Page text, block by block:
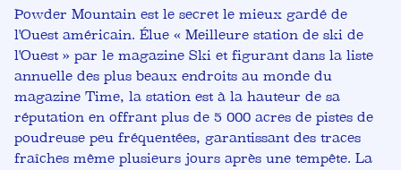
Powder Mountain est le secret le mieux gardé de
l'Ouest américain. Élue « Meilleure station de ski de
l'Ouest » par le magazine Ski et figurant dans la liste
annuelle des plus beaux endroits au monde du
magazine Time, la station est à la hauteur de sa
réputation en offrant plus de 5 000 acres de pistes de
poudreuse peu fréquentées, garantissant des traces
fraîches même plusieurs jours après une tempête. La